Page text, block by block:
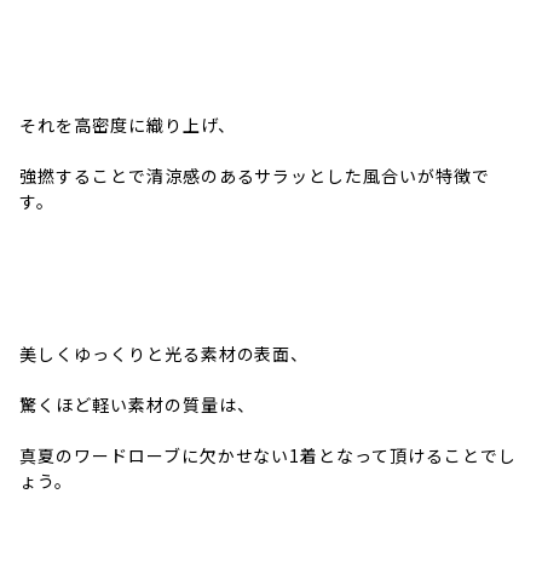
それを高密度に織り上げ、
強撚することで清涼感のあるサラッとした風合いが特徴で
す。
美しくゆっくりと光る素材の表面、
驚くほど軽い素材の質量は、
真夏のワードローブに欠かせない1着となって頂けることでし
ょう。